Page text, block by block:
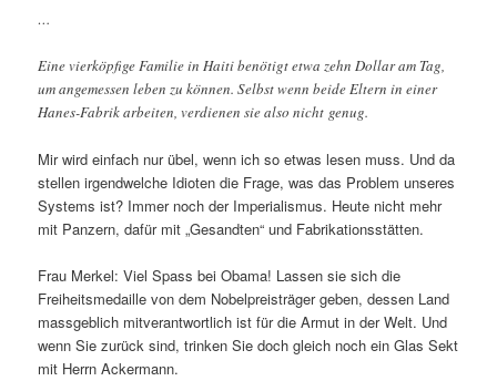
…
Eine vierköpfige Familie in Haiti benötigt etwa zehn Dollar am Tag,
um angemessen leben zu können. Selbst wenn beide Eltern in einer
Hanes-Fabrik arbeiten, verdienen sie also nicht genug.
Mir wird einfach nur übel, wenn ich so etwas lesen muss. Und da
stellen irgendwelche Idioten die Frage, was das Problem unseres
Systems ist? Immer noch der Imperialismus. Heute nicht mehr
mit Panzern, dafür mit „Gesandten“ und Fabrikationsstätten.
Frau Merkel: Viel Spass bei Obama! Lassen sie sich die
Freiheitsmedaille von dem Nobelpreisträger geben, dessen Land
massgeblich mitverantwortlich ist für die Armut in der Welt. Und
wenn Sie zurück sind, trinken Sie doch gleich noch ein Glas Sekt
mit Herrn Ackermann.